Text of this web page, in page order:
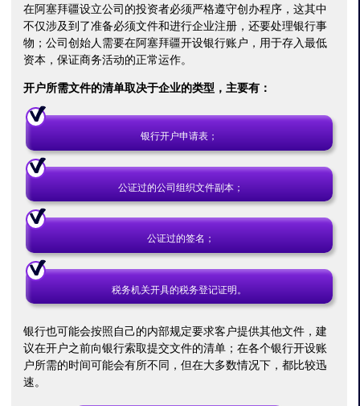
在阿塞拜疆设立公司的投资者必须严格遵守创办程序，这其中
不仅涉及到了准备必须文件和进行企业注册，还要处理银行事
物；公司创始人需要在阿塞拜疆开设银行账户，用于存入最低
资本，保证商务活动的正常运作。
开户所需文件的清单取决于企业的类型，主要有：
银行开户申请表；
公证过的公司组织文件副本；
公证过的签名；
税务机关开具的税务登记证明。
银行也可能会按照自己的内部规定要求客户提供其他文件，建
议在开户之前向银行索取提交文件的清单；在各个银行开设账
户所需的时间可能会有所不同，但在大多数情况下，都比较迅
速。